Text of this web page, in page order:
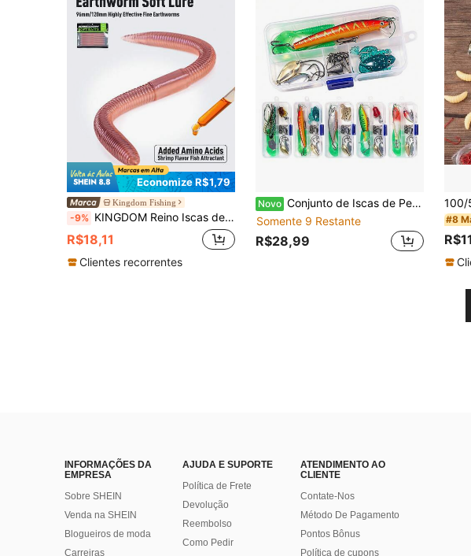
Economize R$1,79
Kingdom Fishing
-9% KINGDOM Reino Iscas de Pesca 96mm 120mm 1,8g 2,8g Iscas Macias de Afundamento PVC Isca Macia Equipamento de Pesca 10 peças 15 peças Swimbaits Iscas Artificiais Wobblers Minhoca Macia
R$18,11
Clientes recorrentes
Novo Conjunto de Iscas de Pesca HENGJIA Macias/Duras Camarão Minnow Lures de Lápis Ganchos de Metal com Glitter Chumbadas de Pesca Iscas de Colher Caixa de Pesca Adequado para Água Doce/Água Profunda Bass Carpa Bluegill Bass
Somente 9 Restante
R$28,99
#8
INFORMAÇÕES DA
EMPRESA
Sobre SHEIN
Venda na SHEIN
Blogueiros de moda
Carreiras
AJUDA E SUPORTE
Política de Frete
Devolução
Reembolso
Como Pedir
ATENDIMENTO AO
CLIENTE
Contate-Nos
Método De Pagamento
Pontos Bônus
Política de cupons